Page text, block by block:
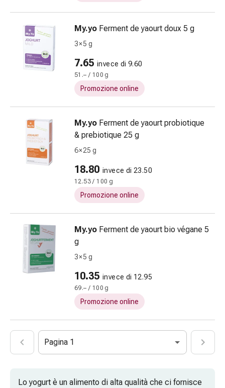
Medicazioni
Unguenti
disinfezione
delle
ferite
Medicazioni
spray
Suture
cutanee
adesive
colla
tissutale
Unguento
vescicante
Tamponi
medicali
Occhi
e
orecchie
Dolore
all'orecchio
Igiene
dell'orecchio
oftalmiche
Medicazioni
My.yo Ferment de yaourt doux 5 g
3 × 5 g
7.65 invece di 9.60
51.– / 100 g
Promozione online
My.yo Ferment de yaourt probiotique
& prebiotique 25 g
6 × 25 g
18.80 invece di 23.50
12.53 / 100 g
Promozione online
My.yo Ferment de yaourt bio végane 5
g
3 × 5 g
10.35 invece di 12.95
69.– / 100 g
Promozione online
Pagina 1
Lo yogurt è un alimento di alta qualità che ci fornisce